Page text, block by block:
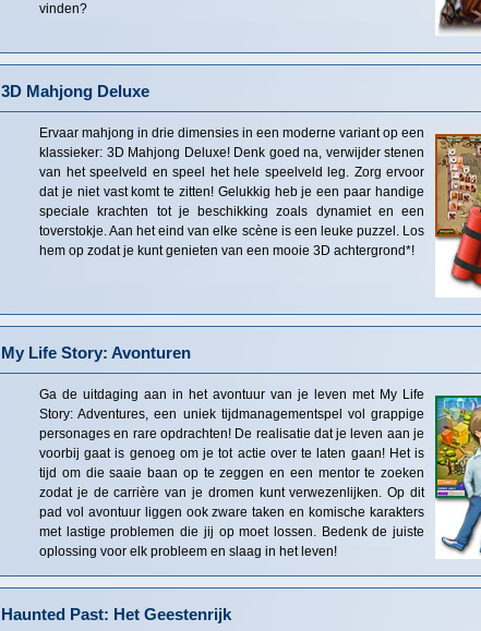
vinden?
3D Mahjong Deluxe
Ervaar mahjong in drie dimensies in een moderne variant op een
klassieker: 3D Mahjong Deluxe! Denk goed na, verwijder stenen
van het speelveld en speel het hele speelveld leg. Zorg ervoor
dat je niet vast komt te zitten! Gelukkig heb je een paar handige
speciale krachten tot je beschikking zoals dynamiet en een
toverstokje. Aan het eind van elke scène is een leuke puzzel. Los
hem op zodat je kunt genieten van een mooie 3D achtergrond*!
My Life Story: Avonturen
Ga de uitdaging aan in het avontuur van je leven met My Life
Story: Adventures, een uniek tijdmanagementspel vol grappige
personages en rare opdrachten! De realisatie dat je leven aan je
voorbij gaat is genoeg om je tot actie over te laten gaan! Het is
tijd om die saaie baan op te zeggen en een mentor te zoeken
zodat je de carrière van je dromen kunt verwezenlijken. Op dit
pad vol avontuur liggen ook zware taken en komische karakters
met lastige problemen die jij op moet lossen. Bedenk de juiste
oplossing voor elk probleem en slaag in het leven!
Haunted Past: Het Geestenrijk